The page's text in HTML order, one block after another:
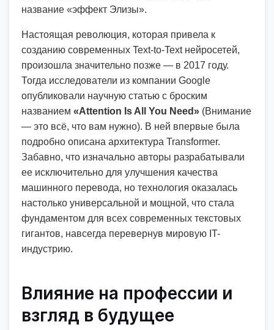
название «эффект Элизы».
Настоящая революция, которая привела к
созданию современных Text-to-Text нейросетей,
произошла значительно позже — в 2017 году.
Тогда исследователи из компании Google
опубликовали научную статью с броским
названием «Attention Is All You Need» (Внимание
— это всё, что вам нужно). В ней впервые была
подробно описана архитектура Transformer.
Забавно, что изначально авторы разрабатывали
ее исключительно для улучшения качества
машинного перевода, но технология оказалась
настолько универсальной и мощной, что стала
фундаментом для всех современных текстовых
гигантов, навсегда перевернув мировую IT-
индустрию.
Влияние на профессии и
взгляд в будущее